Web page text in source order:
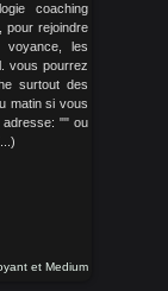
coaching
pour rejoindre
les
vous pourrez
surtout des
matin si vous
"" ou
et Medium